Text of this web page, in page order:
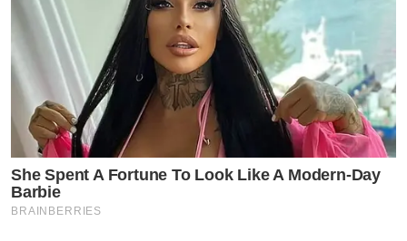
She Spent A Fortune To Look Like A Modern-Day
Barbie
BRAINBERRIES